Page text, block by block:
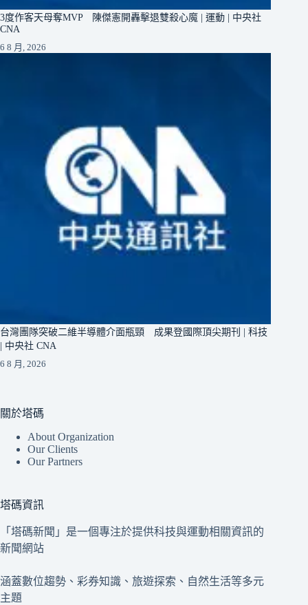
3度作客天母奪MVP 陳傑憲開轟擊退雙殺心魔 | 運動 | 中央社
CNA
6 8 月, 2026
台灣團隊突破二維半導體介面瓶頸 成果登國際頂尖期刊 | 科技
| 中央社 CNA
6 8 月, 2026
關於塔碼
About Organization
Our Clients
Our Partners
塔碼資訊
「塔碼新聞」是一個專注於提供科技與運動相關資訊的
新聞網站
涵蓋數位趨勢、彩券知識、旅遊探索、自然生活等多元
主題